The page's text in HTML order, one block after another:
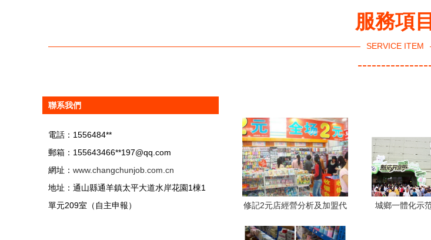
服務項目
SERVICE ITEM
聯系我們
電話：1556484**
郵箱：155643466**197@qq.com
網址： www.changchunjob.com.cn
地址：通山縣通羊鎮太平大道水岸花園1棟1
單元209室（自主申報）
修記2元店經營分析及加盟代
城鄉一體化示